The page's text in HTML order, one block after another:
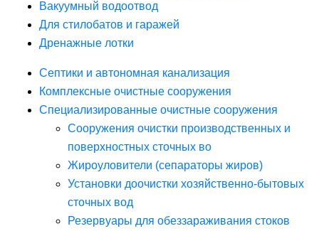
Вакуумный водоотвод
Для стилобатов и гаражей
Дренажные лотки
Септики и автономная канализация
Комплексные очистные сооружения
Специализированные очистные сооружения
Сооружения очистки производственных и
поверхностных сточных во
Жироуловители (сепараторы жиров)
Установки доочистки хозяйственно-бытовых
сточных вод
Резервуары для обеззараживания стоков